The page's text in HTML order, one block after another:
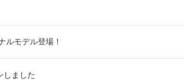
ルモデル登場！
しました